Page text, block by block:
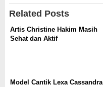
Related Posts
Artis Christine Hakim Masih
Sehat dan Aktif
Model Cantik Lexa Cassandra